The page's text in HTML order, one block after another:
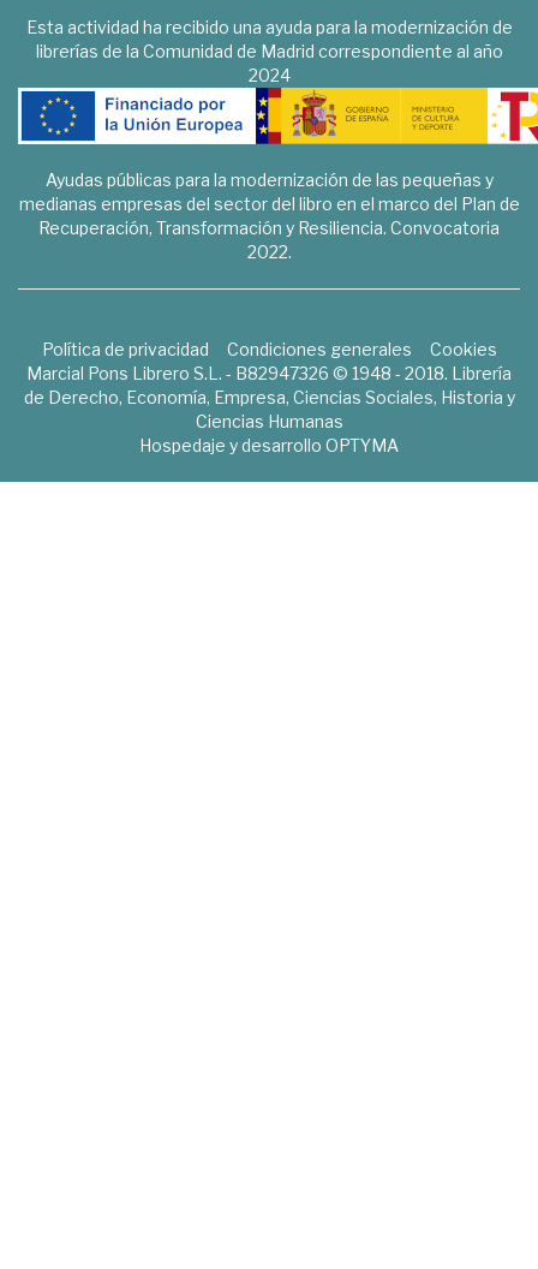
Esta actividad ha recibido una ayuda para la modernización de
librerías de la Comunidad de Madrid correspondiente al año
2024
Ayudas públicas para la modernización de las pequeñas y
medianas empresas del sector del libro en el marco del Plan de
Recuperación, Transformación y Resiliencia. Convocatoria
2022.
Política de privacidad Condiciones generales
Cookies
Marcial Pons Librero S.L. - B82947326 © 1948 - 2018. Librería
de Derecho, Economía, Empresa, Ciencias Sociales, Historia y
Ciencias Humanas
Hospedaje y desarrollo OPTYMA